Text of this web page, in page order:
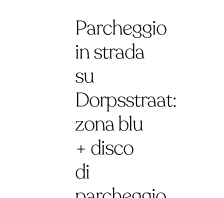
Parcheggio
in strada
su
Dorpsstraat:
zona blu
+ disco
di